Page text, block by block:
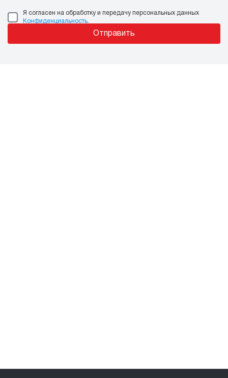
Я согласен на обработку и передачу персональных данных
Конфиденциальность
Отправить